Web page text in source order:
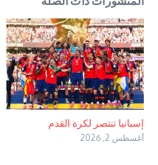
إسبانيا تنتصر لكرة القدم
أغسطس 2, 2026